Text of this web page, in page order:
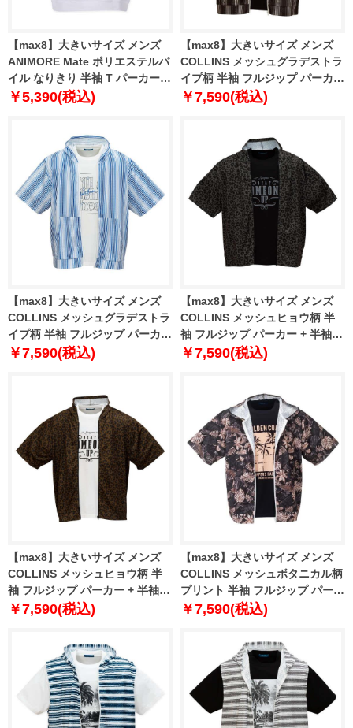
【max8】大きいサイズ メンズ
ANIMORE Mate ポリエステルパ
イル なりきり 半袖 T パーカー
FUSAGIさん 1268-3210-1 3L 4L
￥5,390(税込)
【max8】大きいサイズ メンズ
COLLINS メッシュグラデストラ
イプ柄 半袖 フルジップ パーカー
+ 半袖 Tシャツ ブラック×ブラッ
￥7,590(税込)
【max8】大きいサイズ メンズ
COLLINS メッシュグラデストラ
イプ柄 半袖 フルジップ パーカー
+ 半袖 Tシャツ ブルー×ホワイト
￥7,590(税込)
【max8】大きいサイズ メンズ
COLLINS メッシュヒョウ柄 半
袖 フルジップ パーカー + 半袖 T
シャツ チャコール×ブラック
￥7,590(税込)
【max8】大きいサイズ メンズ
COLLINS メッシュヒョウ柄 半
袖 フルジップ パーカー + 半袖 T
シャツ ブラウン×ホワイト 1258-
￥7,590(税込)
【max8】大きいサイズ メンズ
COLLINS メッシュボタニカル柄
プリント 半袖 フルジップ パーカ
ー + 半袖 Tシャツ ブラウン系 ×
￥7,590(税込)